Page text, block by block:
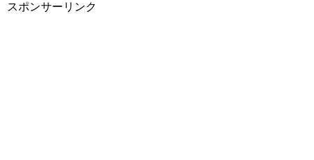
スポンサーリンク